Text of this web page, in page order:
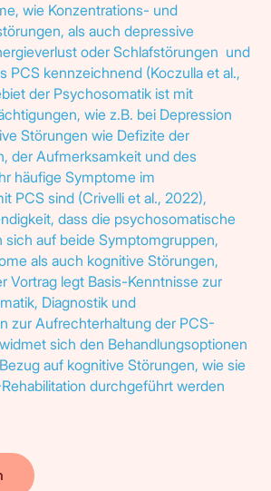
wie Konzentrations- und
als auch depressive
oder Schlafstörungen und
PCS kennzeichnend (Koczulla et al.,
der Psychosomatik ist mit
wie z.B. bei Depression
Störungen wie Defizite der
der Aufmerksamkeit und des
häufige Symptome im
PCS sind (Crivelli et al., 2022),
dass die psychosomatische
sich auf beide Symptomgruppen,
als auch kognitive Störungen,
Vortrag legt Basis-Kenntnisse zur
Diagnostik und
zur Aufrechterhaltung der PCS-
sich den Behandlungsoptionen
auf kognitive Störungen, wie sie
durchgeführt werden